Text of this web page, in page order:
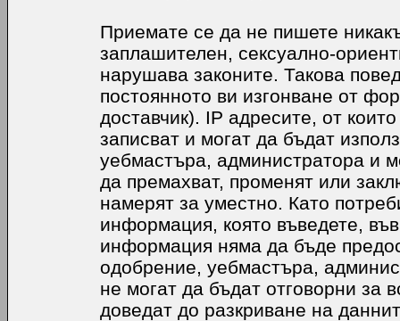
Приемате се да не пишете
заплашителен, сексуално-
нарушава законите. Такова
постоянното ви изгонване от
доставчик). IP адресите, от
записват и могат да бъдат
уебмастъра, администратора и
да премахват, променят или
намерят за уместно. Като
информация, която въведете,
информация няма да бъде
одобрение, уебмастъра,
не могат да бъдат отговорни за
доведат до разкриване на